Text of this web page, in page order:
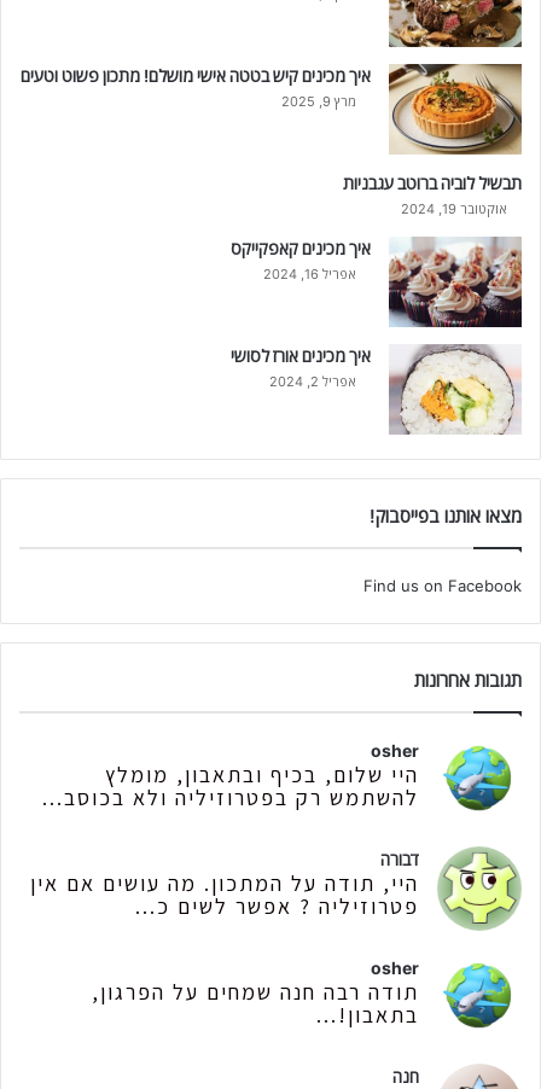
איך מכינים קיש בטטה אישי מושלם! מתכון פשוט וטעים
מרץ 9, 2025
תבשיל לוביה ברוטב עגבניות
אוקטובר 19, 2024
איך מכינים קאפקייקס
אפריל 16, 2024
איך מכינים אורז לסושי
אפריל 2, 2024
מצאו אותנו בפייסבוק!
Find us on Facebook
תגובות אחרונות
osher
היי שלום, בכיף ובתאבון, מומלץ
להשתמש רק בפטרוזיליה ולא בכוסב...
דבורה
היי, תודה על המתכון. מה עושים אם אין
פטרוזיליה ? אפשר לשים כ...
osher
תודה רבה חנה שמחים על הפרגון,
בתאבון!...
חנה